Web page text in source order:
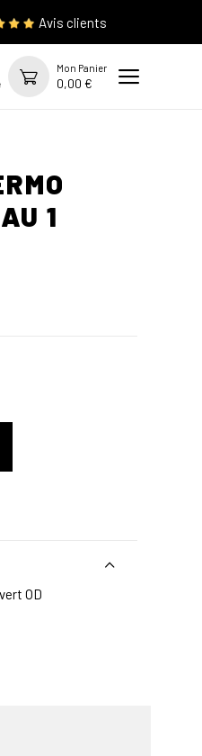
Avis clients
Mon Panier
0,00 €
1
OD